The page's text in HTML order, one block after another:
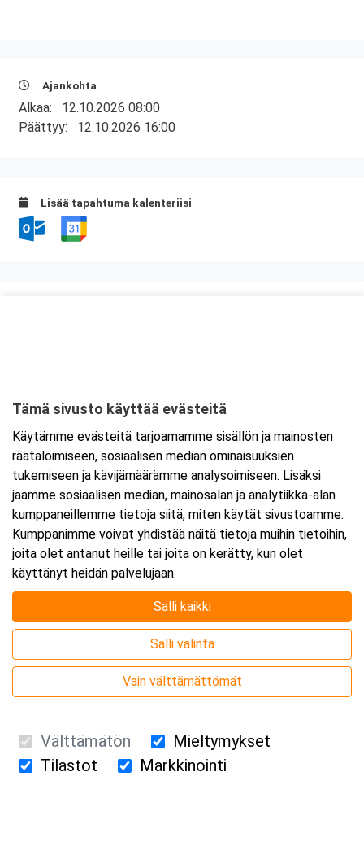
Ajankohta
Alkaa: 12.10.2026 08:00
Päättyy: 12.10.2026 16:00
Lisää tapahtuma kalenteriisi
Tarkempi kartta ja ajo-ohjeet
Suomen Ensiapukoulutus Oy / Valimotie 21 / 00380 Helsinki
Tämä sivusto käyttää evästeitä
Käytämme evästeitä tarjoamamme sisällön ja mainosten
räätälöimiseen, sosiaalisen median ominaisuuksien
tukemiseen ja kävijämäärämme analysoimiseen. Lisäksi
jaamme sosiaalisen median, mainosalan ja analytiikka-alan
kumppaneillemme tietoja siitä, miten käytät sivustoamme.
Kumppanimme voivat yhdistää näitä tietoja muihin tietoihin,
joita olet antanut heille tai joita on kerätty, kun olet
käyttänyt heidän palvelujaan.
Salli kaikki
Salli valinta
Vain välttämättömät
Välttämätön
Mieltymykset
Tilastot
Markkinointi